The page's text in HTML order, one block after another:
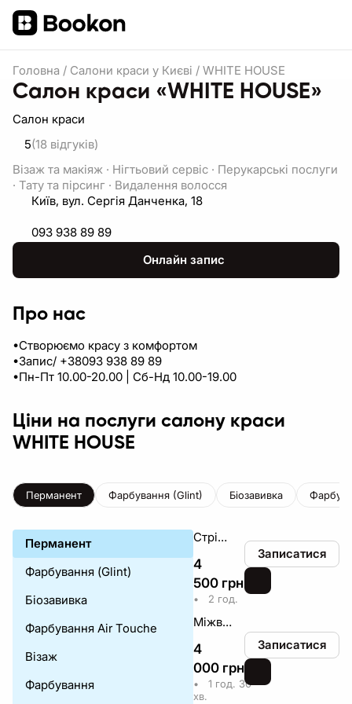
Головна / Салони краси у Києві / WHITE HOUSE
Салон краси «WHITE HOUSE»
Салон краси
5(18 відгуків)
Візаж та макіяж · Нігтьовий сервіс · Перукарські послуги
· Тату та пірсинг · Видалення волосся
Київ, вул. Сергія Данченка, 18
093 938 89 89
Онлайн запис
Про нас
•Створюємо красу з комфортом
•Запис/ +38093 938 89 89
•Пн-Пт 10.00-20.00 | Сб-Нд 10.00-19.00
Ціни на послуги салону краси
WHITE HOUSE
Перманент Фарбування (Glint) Біозавивка
Перманент
Фарбування (Glint)
Біозавивка
Фарбування Air Touche
Візаж
Фарбування
Стрілка з розтушовкою
4
500 грн
• 2 год.
Записатися
Міжвійка
4
000 грн₴
•
1 год. 30
хв.
Записатися